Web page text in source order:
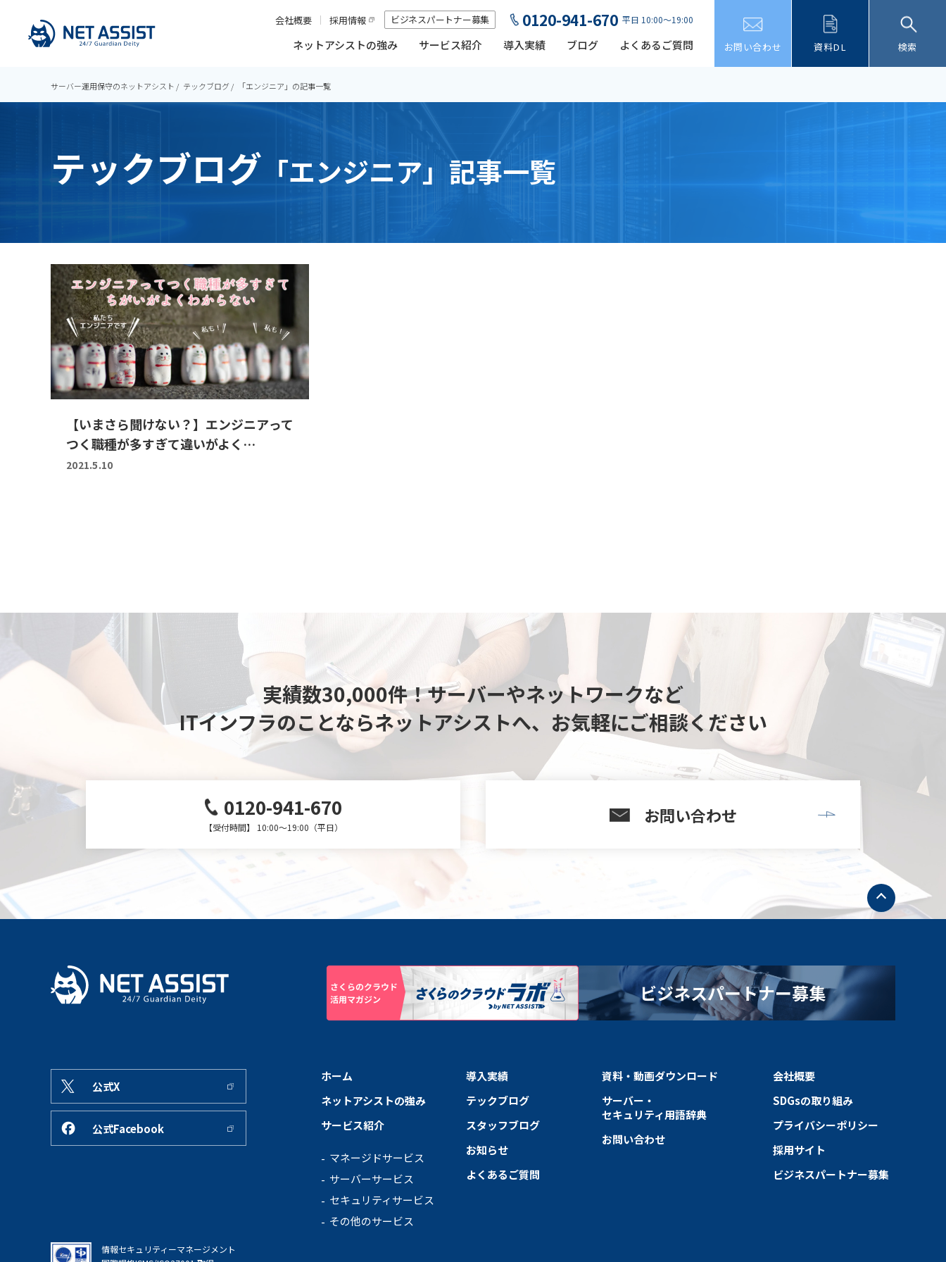
ネットアシストの強み サービス紹介 導入実績 ブログ よくあるご質問
会社概要 採用情報 ビジネスパートナー募集 0120-941-670 平日 10:00～19:00
お問い合わせ 資料DL 検索
サーバー運用保守のネットアシスト テックブログ 「エンジニア」の記事一覧
テックブログ 「エンジニア」記事一覧
【いまさら聞けない？】エンジニアって
つく職種が多すぎて違いがよく…
2021.5.10
実績数30,000件！サーバーやネットワークなど
ITインフラのことならネットアシストへ、 お気軽にご相談ください
0120-941-670
【受付時間】 10:00～19:00（平日）
お問い合わせ
ト
ッ
プ
へ
ホーム
ネットアシストの強み
サービス紹介
マネージドサービス
サーバーサービス
セキュリティサービス
その他のサービス
導入実績
テックブログ
スタッフブログ
お知らせ
よくあるご質問
資料・動画ダウンロード
サーバー・
セキュリティ用語辞典
お問い合わせ
会社概要
SDGsの取り組み
プライバシーポリシー
採用サイト
ビジネスパートナー募集
ビジネスパートナー募集
公式X
公式Facebook
情報セキュリティーマネージメント